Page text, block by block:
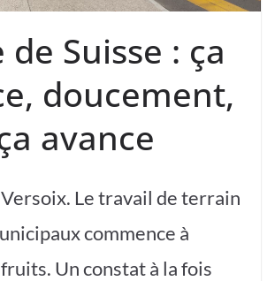
de Suisse : ça
doucement,
avance
Le travail de terrain
commence à
Un constat à la fois